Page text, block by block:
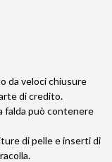
da veloci chiusure
di credito.
falda può contenere
di pelle e inserti di